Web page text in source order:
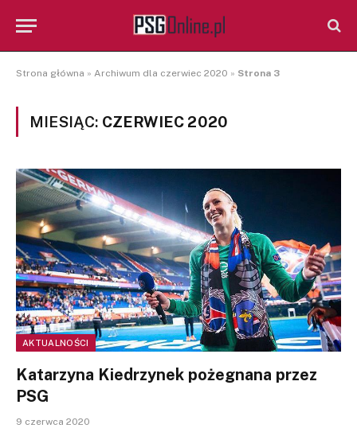
Strona główna » Archiwum dla czerwiec 2020 » Strona 3
MIESIĄC: CZERWIEC 2020
AKTUALNOŚCI
Katarzyna Kiedrzynek pożegnana przez
PSG
9 czerwca 2020